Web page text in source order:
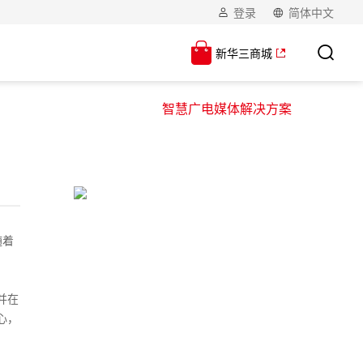
登录 简体中文
新华三商城
智慧广电媒体解决方案
在